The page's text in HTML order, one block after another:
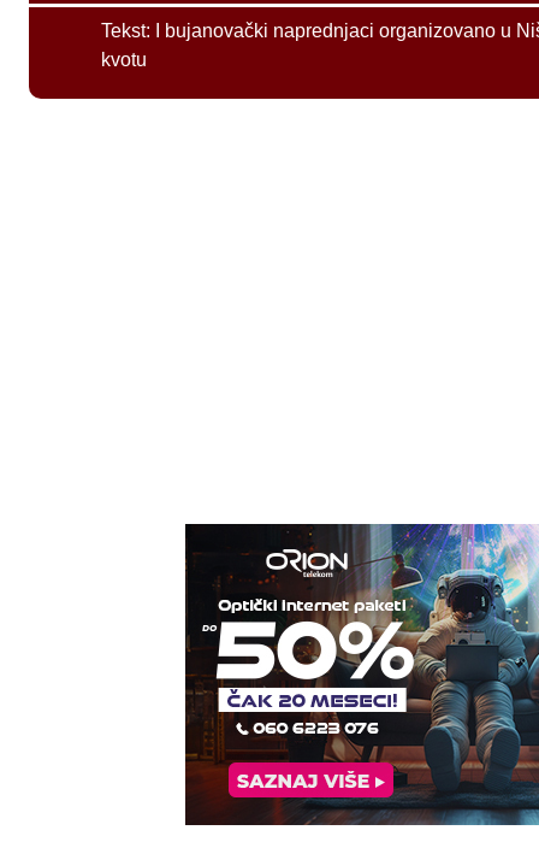
Tekst:
I bujanovački naprednjaci organizovano u
kvotu